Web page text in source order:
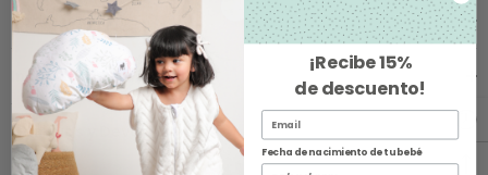
Sobre los Envíos
Instrucciones de Cuidado
Cambios y Devoluciones
¡Recibe15%
de descuento!
Fecha de nacimiento de tu bebé